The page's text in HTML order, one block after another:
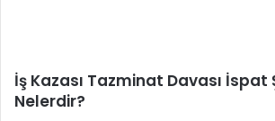
İş Kazası Tazminat Davası İspat
Nelerdir?